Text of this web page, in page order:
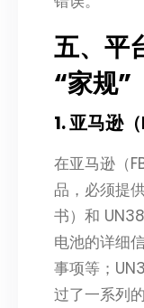
五、平
“家规”
1. 亚马逊（
在亚马逊（
品，必须提
书）和
电池的详细
事项等；
过了一系列